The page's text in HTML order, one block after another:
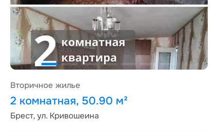
Вторичное жилье
2 комнатная, 50.90 м²
Брест, ул. Кривошеина